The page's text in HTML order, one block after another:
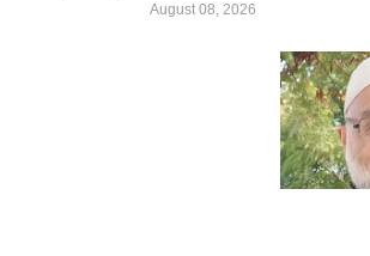
August 08, 2026